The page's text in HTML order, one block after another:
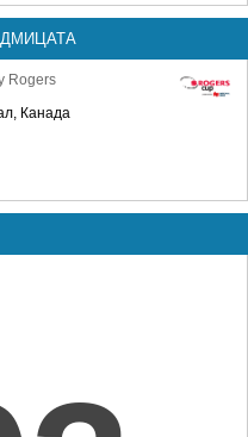
Rogers
Канада